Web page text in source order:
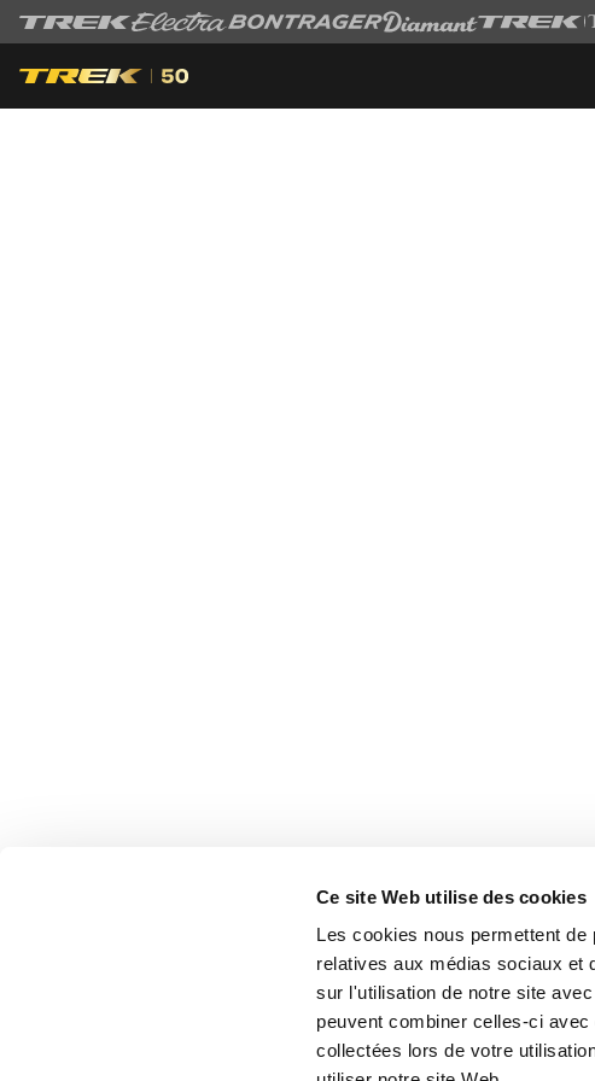
Ce site Web utilise des cookies
Les cookies nous permettent
relatives aux médias sociaux et
sur l'utilisation de notre site
peuvent combiner celles-ci
collectées lors de votre